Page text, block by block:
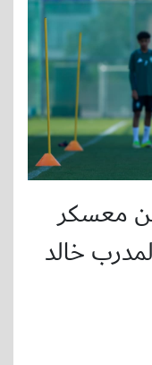
يدشن معسكر
خالد